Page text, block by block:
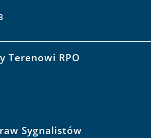
Terenowi RPO
Sygnalistów